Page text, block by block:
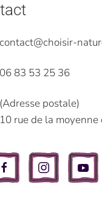
contact@choisir-
06 83 53 25 36
(Adresse postale)
10 rue de la